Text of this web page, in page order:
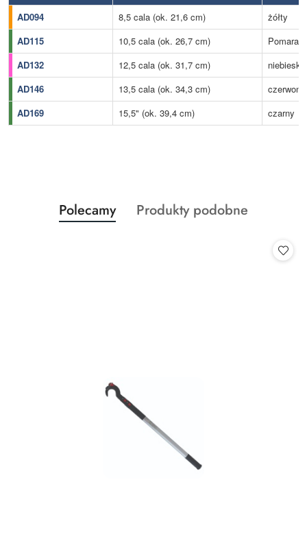
AD094
8,5 cala (ok. 21,6 cm)
żółty
AD115
10,5 cala (ok. 26,7 cm)
AD132
12,5 cala (ok. 31,7 cm)
niebieski
AD146
13,5 cala (ok. 34,3 cm)
czerwony
AD169
15,5" (ok. 39,4 cm) czarny
Pomiń karuzelę produktów
Produkty
o
Polecamy
Produkty
Produkty podobne